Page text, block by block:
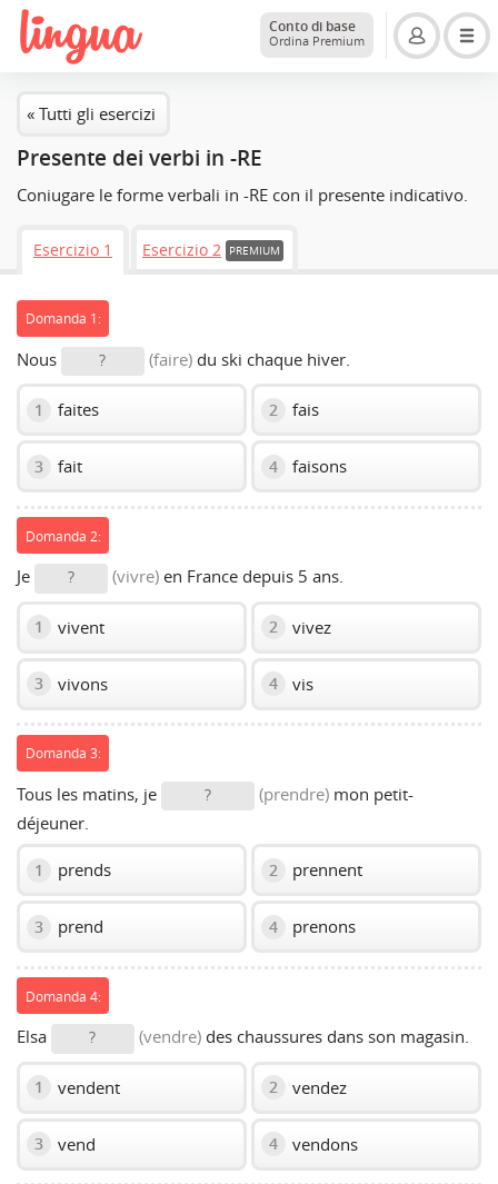
Conto di base
Ordina Premium
« Tutti gli esercizi
Presente dei verbi in -RE
Coniugare le forme verbali in -RE con il presente indicativo.
Esercizio 1 Esercizio 2 PREMIUM
Domanda 1:
Nous ? (faire) du ski chaque hiver.
1 faites 2 fais
3 fait 4 faisons
Domanda 2:
Je ? (vivre) en France depuis 5 ans.
1 vivent 2 vivez
3 vivons 4 vis
Domanda 3:
Tous les matins, je ? (prendre) mon petit-
déjeuner.
1 prends 2 prennent
3 prend 4 prenons
Domanda 4:
Elsa ? (vendre) des chaussures dans son magasin.
1 vendent 2 vendez
3 vend 4 vendons